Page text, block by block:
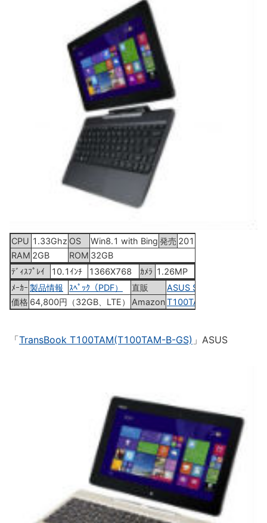
CPU 1.33Ghz OS Win8.1 with Bing 発売 2015年2月20日
RAM 2GB ROM 32GB
ﾃﾞｨｽﾌﾟﾚｲ
10.1ｲﾝﾁ 1366X768 ｶﾒﾗ 1.26MP
ﾒｰｶｰ 製品情報 ｽﾍﾟｯｸ（PDF） 直販
ASUS Shop
価格 64,800円（32GB、LTE） AmazonT100TAL-B-3735
「TransBook T100TAM(T100TAM-B-GS) 」ASUS